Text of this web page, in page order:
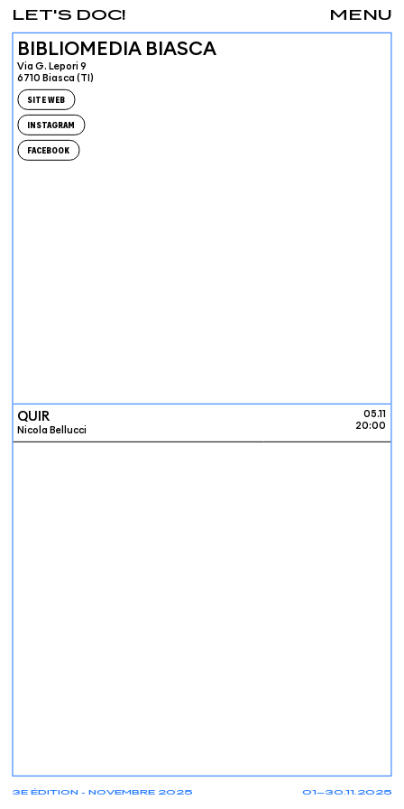
01—30.11.2025
3E ÉDITION - NOVEMBRE 2025
MENU
LET'S DOC!
BIBLIOMEDIA BIASCA
Via G. Lepori 9
6710 Biasca (TI)
SITE WEB
INSTAGRAM
FACEBOOK
QUIR
Nicola Bellucci
05.11
20:00